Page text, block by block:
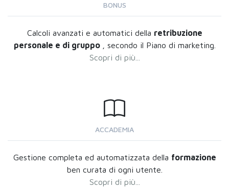
BONUS
Calcoli avanzati e automatici della retribuzione
personale e di gruppo
, secondo il Piano di marketing.
Scopri di più...
ACCADEMIA
Gestione completa ed automatizzata della formazione
ben curata di ogni utente.
Scopri di più...